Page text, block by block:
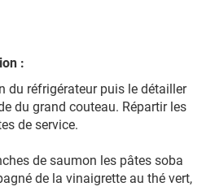
:
du réfrigérateur puis le détailler
du grand couteau. Répartir les
de service.
de saumon les pâtes soba
de la vinaigrette au thé vert,